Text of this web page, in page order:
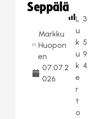
Seppälä
Markku
Huopon
en
07.07.2
026
L
u
k
u
k
e
r
t
o
3
5
9
4